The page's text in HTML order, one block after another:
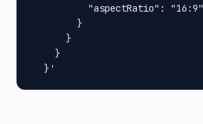
          "aspectRatio": "16:9"
        }
      }
    }
  }'